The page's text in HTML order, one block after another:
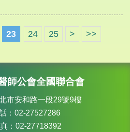
23 24 25 > >>
師公會全國聯合會
市安和路一段29號9樓
：02-27527286
：02-27718392